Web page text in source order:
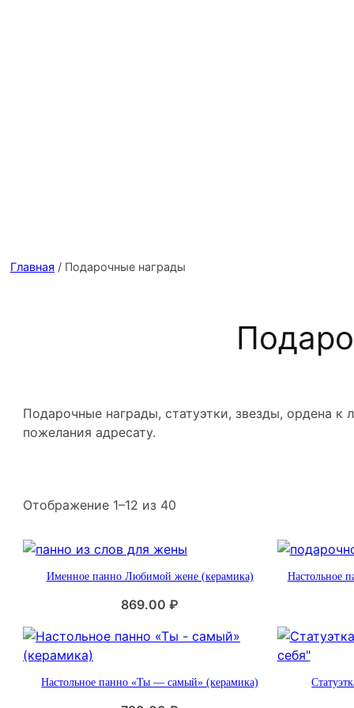
Главная / Подарочные награды
Подарочные награды, статуэтки, звезды, ордена
пожелания адресату.
Отображение 1–12 из 40
и
р
в
Именное панно Любимой жене (керамика)
869.00₽
Настольное
Настольное панно «Ты — самый» (керамика)